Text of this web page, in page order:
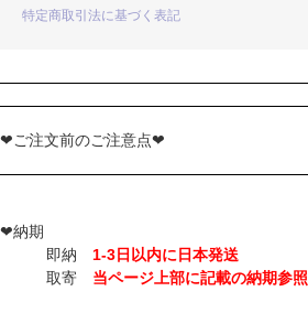
特定商取引法に基づく表記
❤ご注文前のご注意点❤
❤納期
即納 1-3日以内に日本発送
取寄 当ページ上部に記載の納期参照